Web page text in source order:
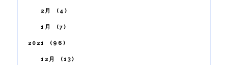
2月 4
1月 7
2021 96
12月 13